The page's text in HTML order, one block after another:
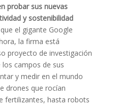
probar sus nuevas
y sostenibilidad
el gigante Google
la firma está
proyecto de investigación
campos de sus
y medir en el mundo
drones que rocían
fertilizantes, hasta robots